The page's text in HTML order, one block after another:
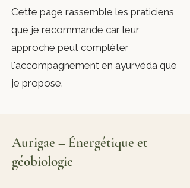
Cette page rassemble les praticiens
que je recommande car leur
approche peut compléter
l'accompagnement en ayurvéda que
je propose.
Aurigae – Énergétique et
géobiologie